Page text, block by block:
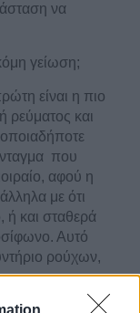
να
γείωση;
είναι η πιο
ρεύματος και
που
αφού η
με ότι
ή και σταθερά
Αυτό
ρούχων,
και στην